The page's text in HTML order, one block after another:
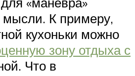
мысли. К примеру,
кухоньки можно
зону отдыха с
Что в